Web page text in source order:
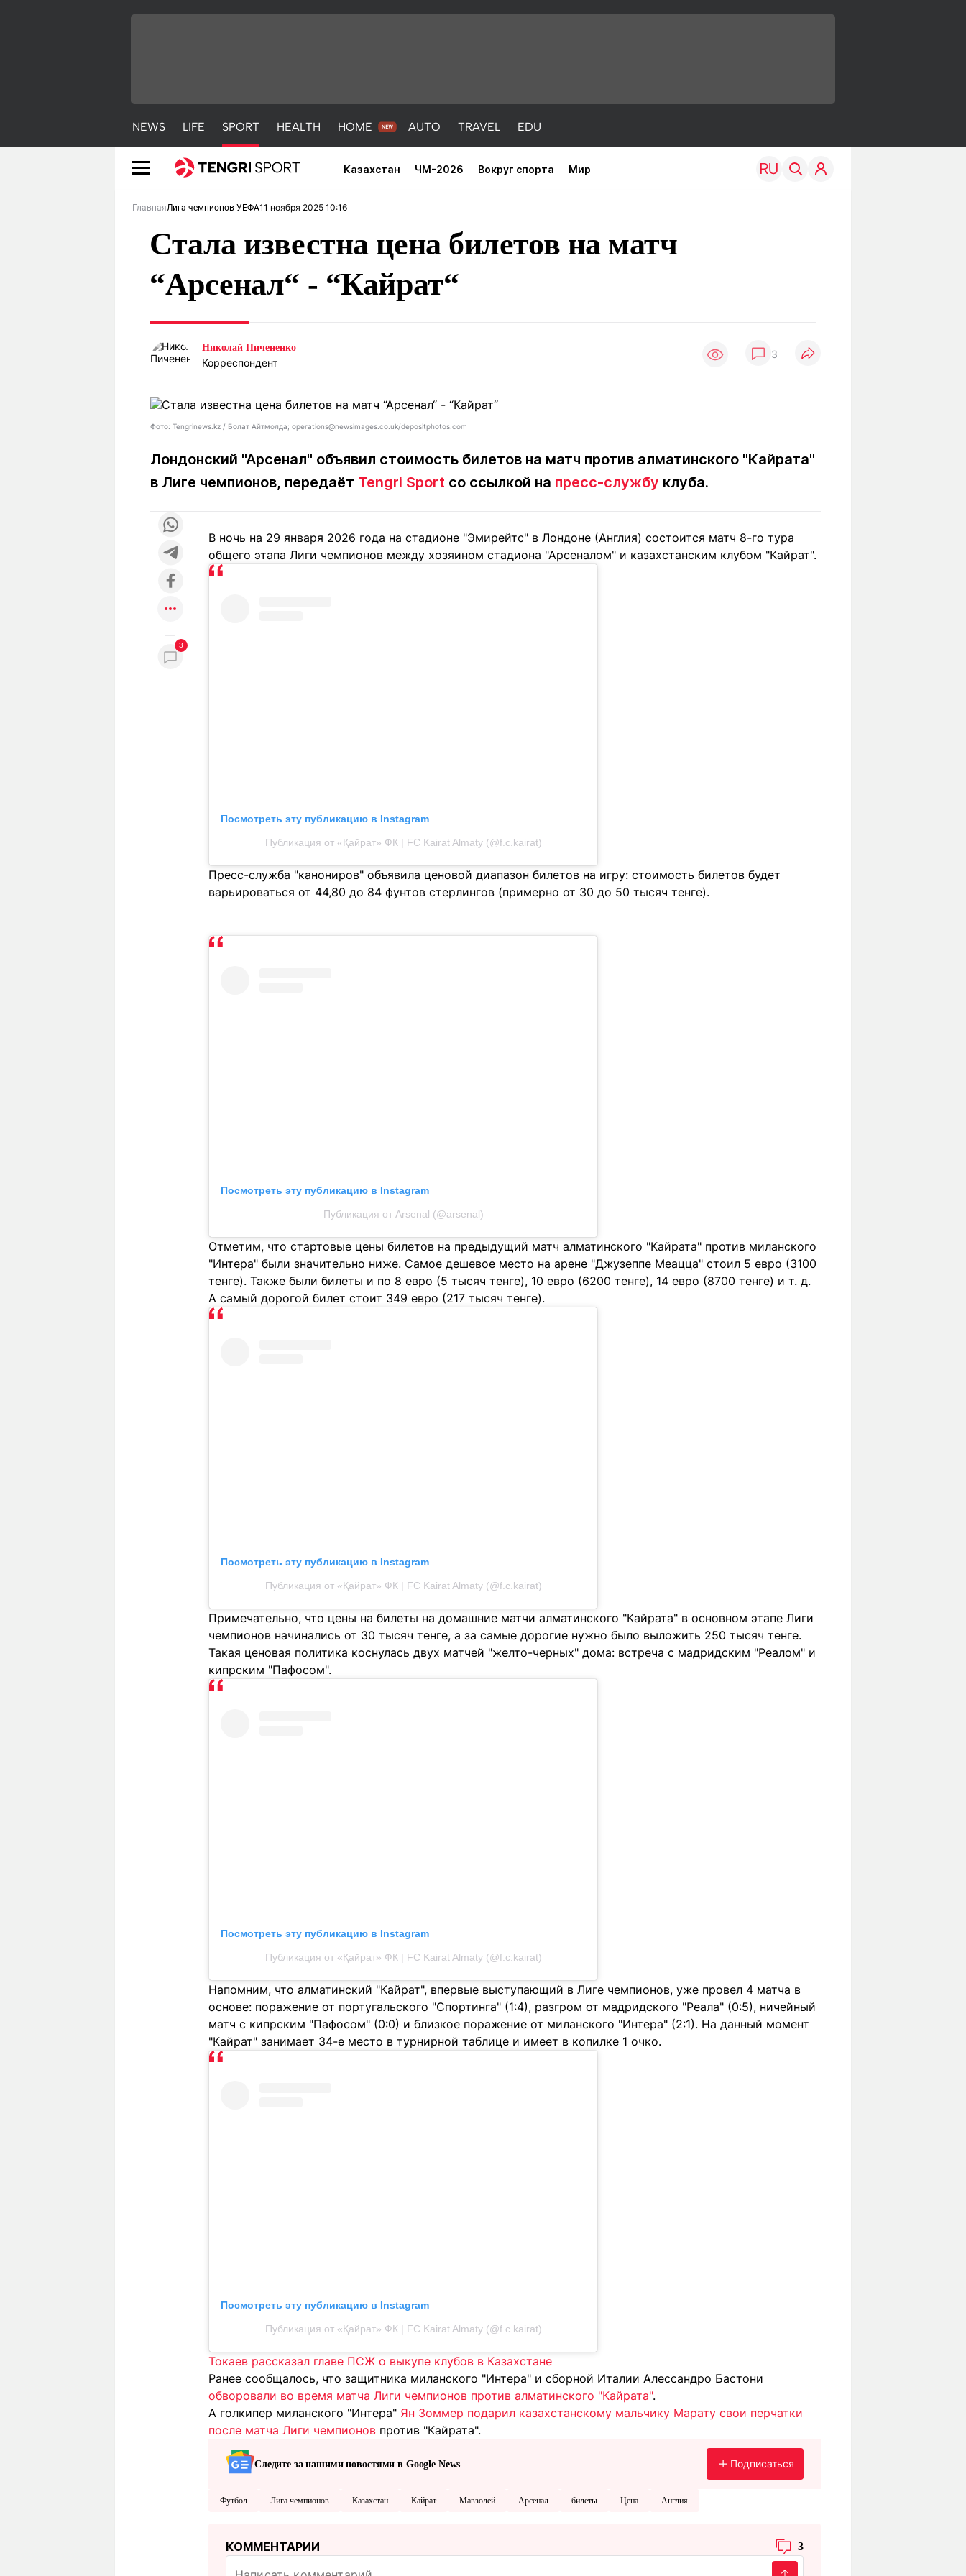
NEWS LIFE SPORT HEALTH HOME AUTO TRAVEL EDU
Казахстан ЧМ-2026 Вокруг спорта Мир
NEWS
Погода
Рейтинги
SPORT HEALTH
Путевые
Учебные
О проекте Контакты редакции Вакансии Реклама Пресс-центр Светлая тема
Редакция
+7 (777) 001 44 99
Реклама
+7 (700) 3 888 188
Мы в социальных сетях
ГлавнаяЛига чемпионов УЕФА11 ноября 2025 10:16
Стала известна цена билетов на матч
“Арсенал“ - “Кайрат“
Николай Пичененко
Корреспондент
3
Фото: Tengrinews.kz / Болат Айтмолда; operations@newsimages.co.uk/depositphotos.com
Лондонский "Арсенал" объявил стоимость билетов на матч против алматинского "Кайрата"
в Лиге чемпионов, передаёт Tengri Sport со ссылкой на пресс-службу клуба.
3
В ночь на 29 января 2026 года на стадионе "Эмирейтс" в Лондоне (Англия) состоится матч 8-го тура
общего этапа Лиги чемпионов между хозяином стадиона "Арсеналом" и казахстанским клубом "Кайрат".
Посмотреть эту публикацию в Instagram
Публикация от «Қайрат» ФК | FC Kairat Almaty (@f.c.kairat)
Пресс-служба "канониров" объявила ценовой диапазон билетов на игру: стоимость билетов будет
варьироваться от 44,80 до 84 фунтов стерлингов (примерно от 30 до 50 тысяч тенге).
Посмотреть эту публикацию в Instagram
Публикация от Arsenal (@arsenal)
Отметим, что стартовые цены билетов на предыдущий матч алматинского "Кайрата" против миланского
"Интера" были значительно ниже. Самое дешевое место на арене "Джузеппе Меацца" стоил 5 евро (3100
тенге). Также были билеты и по 8 евро (5 тысяч тенге), 10 евро (6200 тенге), 14 евро (8700 тенге) и т. д.
А самый дорогой билет стоит 349 евро (217 тысяч тенге).
Посмотреть эту публикацию в Instagram
Публикация от «Қайрат» ФК | FC Kairat Almaty (@f.c.kairat)
Примечательно, что цены на билеты на домашние матчи алматинского "Кайрата" в основном этапе Лиги
чемпионов начинались от 30 тысяч тенге, а за самые дорогие нужно было выложить 250 тысяч тенге.
Такая ценовая политика коснулась двух матчей "желто-черных" дома: встреча с мадридским "Реалом" и
кипрским "Пафосом".
Посмотреть эту публикацию в Instagram
Публикация от «Қайрат» ФК | FC Kairat Almaty (@f.c.kairat)
Напомним, что алматинский "Кайрат", впервые выступающий в Лиге чемпионов, уже провел 4 матча в
основе: поражение от португальского "Спортинга" (1:4), разгром от мадридского "Реала" (0:5), ничейный
матч с кипрским "Пафосом" (0:0) и близкое поражение от миланского "Интера" (2:1). На данный момент
"Кайрат" занимает 34-е место в турнирной таблице и имеет в копилке 1 очко.
Посмотреть эту публикацию в Instagram
Публикация от «Қайрат» ФК | FC Kairat Almaty (@f.c.kairat)
Токаев рассказал главе ПСЖ о выкупе клубов в Казахстане
Ранее сообщалось, что защитника миланского "Интера" и сборной Италии Алессандро Бастони
обворовали во время матча Лиги чемпионов против алматинского "Кайрата".
А голкипер миланского "Интера" Ян Зоммер подарил казахстанскому мальчику Марату свои перчатки
после матча Лиги чемпионов против "Кайрата".
Следите за нашими новостями в Google News Подписаться
Футбол Лига чемпионов Казахстан Кайрат Мавзолей Арсенал билеты Цена Англия
КОММЕНТАРИИ 3